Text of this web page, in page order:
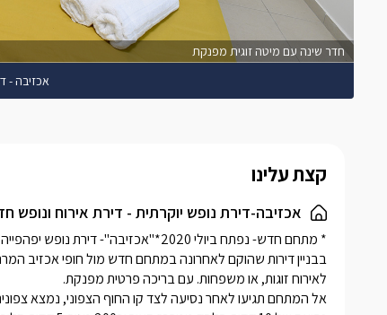
חדר שינה עם מיטה זוגית מפנקת
אכזיבה -
קצת עלינו
אכזיבה-דירת נופש יוקרתית - דירת אירוח ונופש